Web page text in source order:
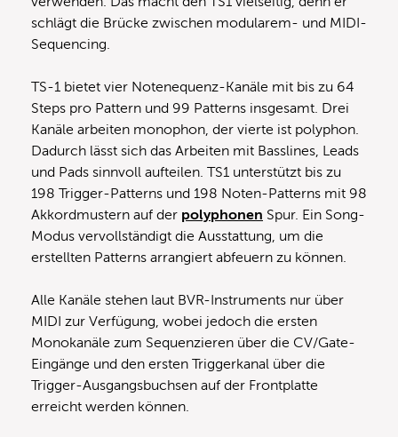
schlägt die Brücke zwischen modularem- und MIDI-
Sequencing.
TS-1 bietet vier Notenequenz-Kanäle mit bis zu 64
Steps pro Pattern und 99 Patterns insgesamt. Drei
Kanäle arbeiten monophon, der vierte ist polyphon.
Dadurch lässt sich das Arbeiten mit Basslines, Leads
und Pads sinnvoll aufteilen. TS1 unterstützt bis zu
198 Trigger-Patterns und 198 Noten-Patterns mit 98
Akkordmustern auf der polyphonen Spur. Ein Song-
Modus vervollständigt die Ausstattung, um die
erstellten Patterns arrangiert abfeuern zu können.
Alle Kanäle stehen laut BVR-Instruments nur über
MIDI zur Verfügung, wobei jedoch die ersten
Monokanäle zum Sequenzieren über die CV/Gate-
Eingänge und den ersten Triggerkanal über die
Trigger-Ausgangsbuchsen auf der Frontplatte
erreicht werden können.